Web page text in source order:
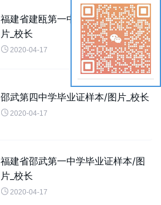
福建省建瓯第一中学毕业证样本/图
片_校长
 2020-04-17
邵武第四中学毕业证样本/图片_校长
 2020-04-17
福建省邵武第一中学毕业证样本/图
片_校长
 2020-04-17